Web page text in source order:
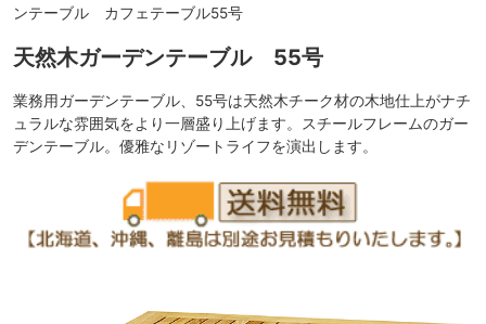
ンテーブル カフェテーブル55号
天然木ガーデンテーブル 55号
業務用ガーデンテーブル、55号は天然木チーク材の木地仕上がナチ
ュラルな雰囲気をより一層盛り上げます。スチールフレームのガー
デンテーブル。優雅なリゾートライフを演出します。